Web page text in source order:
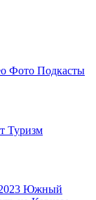
Фото Подкасты
Туризм
Южный